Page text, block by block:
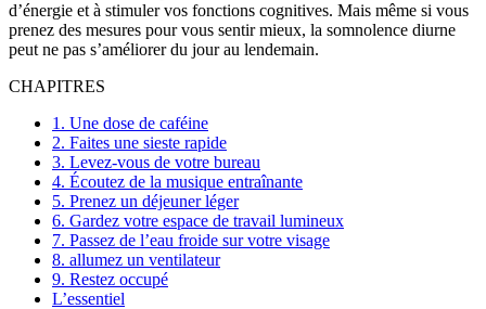
d’énergie et à stimuler vos fonctions cognitives. Mais même si vous
prenez des mesures pour vous sentir mieux, la somnolence diurne
peut ne pas s’améliorer du jour au lendemain.
CHAPITRES
1. Une dose de caféine
2. Faites une sieste rapide
3. Levez-vous de votre bureau
4. Écoutez de la musique entraînante
5. Prenez un déjeuner léger
6. Gardez votre espace de travail lumineux
7. Passez de l’eau froide sur votre visage
8. allumez un ventilateur
9. Restez occupé
L’essentiel